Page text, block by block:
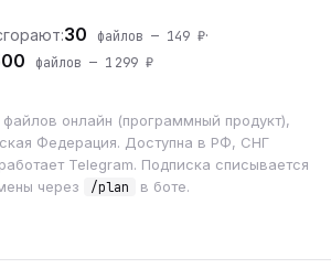
30 файлов — 149 ₽·
файлов — 1 299 ₽
онлайн (программный продукт),
Федерация. Доступна в РФ, СНГ
Telegram. Подписка списывается
через
/plan в боте.